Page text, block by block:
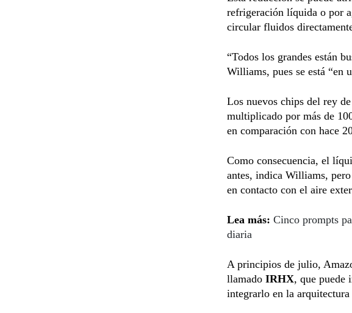
refrigeración líquida o por
circular fluidos
“Todos los grandes están
Williams, pues se está “en
Los nuevos chips del rey
multiplicado por más de
en comparación con hace
Como consecuencia, el
antes, indica Williams,
en contacto con el aire
Lea más: Cinco prompts
diaria
A principios de julio,
llamado IRHX, que puede
integrarlo en la